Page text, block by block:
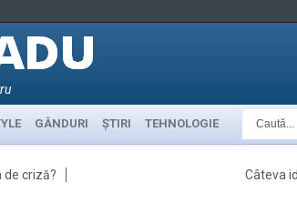
GÂNDURI ȘTIRI TEHNOLOGIE
de criză?
Câteva